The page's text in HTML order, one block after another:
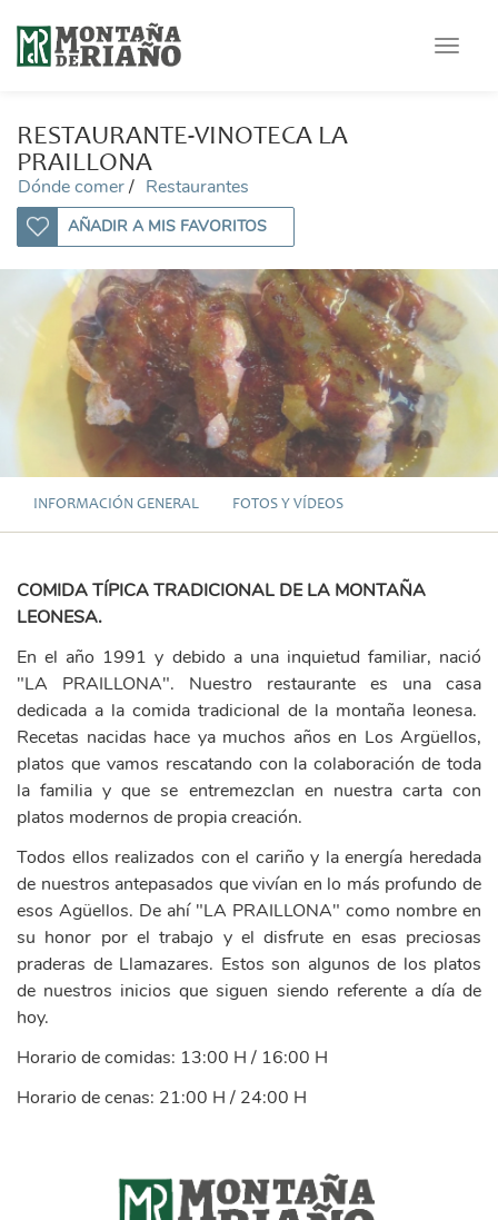
Toggle
RESTAURANTE-VINOTECA LA
PRAILLONA
Dónde comer Restaurantes
AÑADIR A MIS FAVORITOS
INFORMACIÓN GENERAL FOTOS Y VÍDEOS
COMIDA TÍPICA TRADICIONAL DE LA MONTAÑA
LEONESA.
En el año 1991 y debido a una inquietud familiar, nació
"LA PRAILLONA". Nuestro restaurante es una casa
dedicada a la comida tradicional de la montaña leonesa.
Recetas nacidas hace ya muchos años en Los Argüellos,
platos que vamos rescatando con la colaboración de toda
la familia y que se entremezclan en nuestra carta con
platos modernos de propia creación.
Todos ellos realizados con el cariño y la energía heredada
de nuestros antepasados que vivían en lo más profundo de
esos Agüellos. De ahí "LA PRAILLONA" como nombre en
su honor por el trabajo y el disfrute en esas preciosas
praderas de Llamazares. Estos son algunos de los platos
de nuestros inicios que siguen siendo referente a día de
hoy.
Horario de comidas: 13:00 H / 16:00 H
Horario de cenas: 21:00 H / 24:00 H
marca_montana_riano_transpar_.png